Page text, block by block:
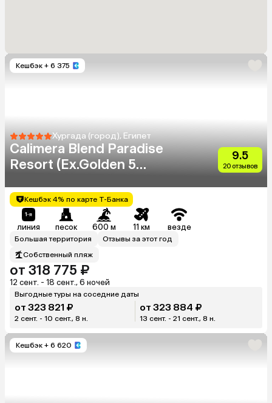
Кешбэк + 6 375
Хургада (город), Египет
Calimera Blend Paradise
Resort (Ex.Golden 5
Resort)
9.5
20 отзывов
Кешбэк 4% по карте Т-Банка
линия песок 600 м 11 км везде
Большая территория
Отзывы за этот год
Собственный пляж
от 318 775 ₽
12 сент. - 18 сент., 6 ночей
Выгодные туры на соседние даты
от 323 821 ₽
2 сент. - 10 сент., 8 н.
от 323 884 ₽
13 сент. - 21 сент., 8 н.
Кешбэк + 6 620